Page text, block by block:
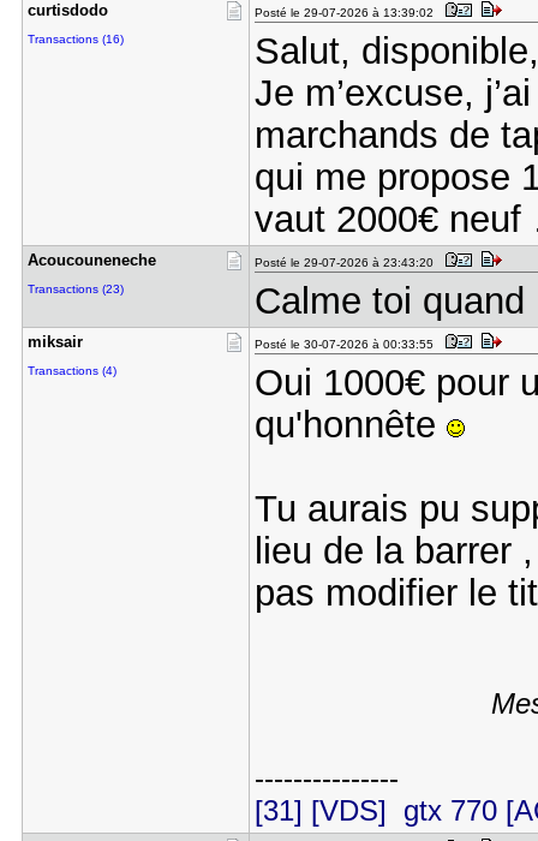
curtisdodo
Transactions (16)
Posté le 29-07-2026 à 13:39:02
Salut,
Je m’excuse,
marchands de
qui me propose
vaut 2000€
Acoucounen​eche
Transactions (23)
Posté le 29-07-2026 à 23:43:20
Calme toi
miksair
Transactions (4)
Posté le 30-07-2026 à 00:33:55
Oui 1000€ pour
qu'honnête
Tu aurais pu
lieu de la barrer
pas modifier le
---------------
[31] [VDS] gtx 770